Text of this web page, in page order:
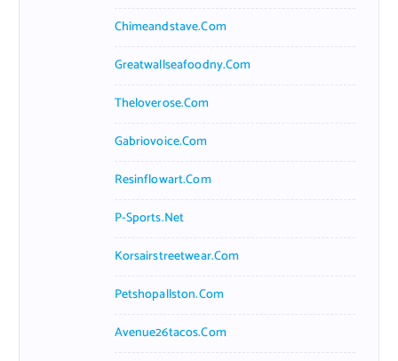
Chimeandstave.com
Greatwallseafoodny.com
Theloverose.com
Gabriovoice.com
Resinflowart.com
P-Sports.net
Korsairstreetwear.com
Petshopallston.com
Avenue26tacos.com